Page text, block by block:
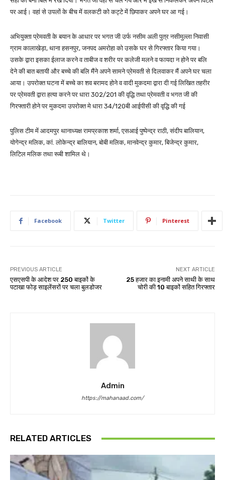
पर आई। वहां से उपलों के बीच में वलकटी को कट्टे में छिपाकर अपने घर आ गई।
अभियुक्ता प्रेमवती के बयान के आधार पर भगत जी उर्फ नसीम अली पुत्र नसीमुल्ला निवासी
ग्राम कालाखेड़ा, थाना हसनपुर, जनपद अमरोहा को उसके घर से गिरफ्तार किया गया।
उसके द्वारा इसका ईलाज करने व ताबीज व शरीर पर कलेजी मलने व फायदा न होने पर बलि
देने की बात बतायी और बच्चे की बलि मैंने अपने सामने प्रेमवती से दिलवाकर मैं अपने घर चला
आया। उपरोक्त घटना में बच्चे का शव बरामद होने व वादी मुकदमा द्वारा दी गई लिखित तहरीर
पर प्रेमवती द्वारा हत्या करने पर धारा 302/201 की वृद्धि तथा प्रेमवती व भगत जी की
गिरफ्तारी होने पर मुकदमा उपरोक्त मे धारा 34/120बी आईपीसी की वृद्धि की गई
पुलिस टीम में आदमपुर थानाध्यक्ष रामप्रकाश शर्मा, एसआई पुष्पेन्द्र राठी, संदीप बालियान,
योगेन्द्र मलिक, कां. लोकेन्द्र बालियान, बोबी मलिक, मानवेन्द्र कुमार, बिजेन्द्र कुमार,
लिटिल मलिक तथा रूबी शामिल थे।
Facebook Twitter Pinterest
PREVIOUS ARTICLE
एसएसपी के आदेश पर 250 बाइकों के
पटाखा फोड़ साइलेंसरों पर चला बुलडोजर
NEXT ARTICLE
25 हजार का इनामी अपने साथी के साथ
चोरी की 10 बाइकों सहित गिरफ्तार
Admin
https://mahanaad.com/
RELATED ARTICLES